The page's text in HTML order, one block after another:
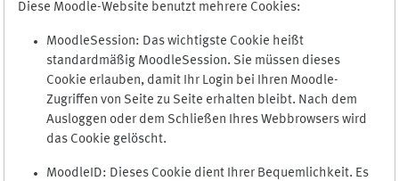
Diese Moodle-Website benutzt mehrere Cookies:
MoodleSession: Das wichtigste Cookie heißt
standardmäßig MoodleSession. Sie müssen dieses
Cookie erlauben, damit Ihr Login bei Ihren Moodle-
Zugriffen von Seite zu Seite erhalten bleibt. Nach dem
Ausloggen oder dem Schließen Ihres Webbrowsers wird
das Cookie gelöscht.
MoodleID: Dieses Cookie dient Ihrer Bequemlichkeit. Es